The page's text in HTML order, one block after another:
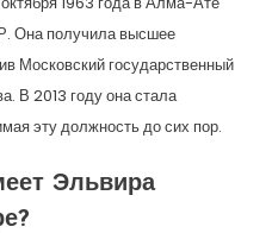
Она получила высшее
Московский государственный
В 2013 году она стала
эту должность до сих пор.
Эльвира